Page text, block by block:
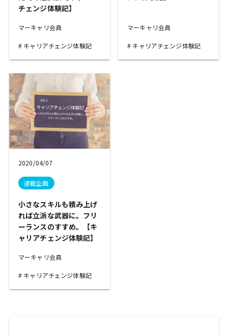
チェンジ体験記】
マーキャリ会員
キャリアチェンジ体験記
マーキャリ会員
キャリアチェンジ体験記
2020/04/07
連載企画
小さなスキルも積み上げ
れば立派な武器に。フリ
ーランスのすすめ。【キ
ャリアチェンジ体験記】
マーキャリ会員
キャリアチェンジ体験記